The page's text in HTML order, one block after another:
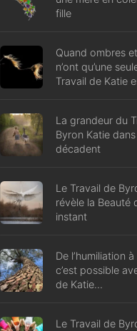
fille
Quand ombres
n’ont qu’une
Travail de Katie
La grandeur du
Byron Katie
décadent
Le Travail de
révèle la Beauté
instant
De l’humiliation
c’est possible
de Katie…
Le Travail de